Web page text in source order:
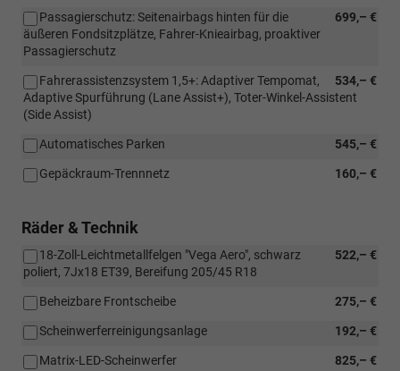
699,– €
Passagierschutz: Seitenairbags hinten für die
äußeren Fondsitzplätze, Fahrer-Knieairbag, proaktiver
Passagierschutz
534,– €
Fahrerassistenzsystem 1,5+: Adaptiver Tempomat,
Adaptive Spurführung (Lane Assist+), Toter-Winkel-Assistent
(Side Assist)
545,– €
Automatisches Parken
160,– €
Gepäckraum-Trennnetz
Räder & Technik
522,– €
18-Zoll-Leichtmetallfelgen "Vega Aero", schwarz
poliert, 7Jx18 ET39, Bereifung 205/45 R18
275,– €
Beheizbare Frontscheibe
192,– €
Scheinwerferreinigungsanlage
825,– €
Matrix-LED-Scheinwerfer